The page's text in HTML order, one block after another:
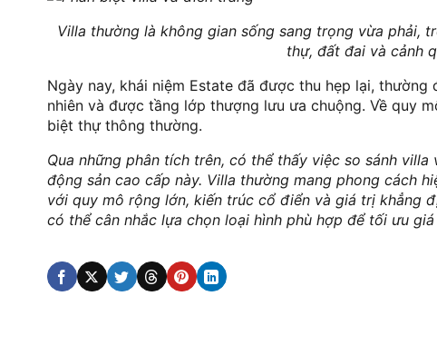
Villa thường là không gian sống sang trọng vừa phải,
thự, đất đai và cảnh
Ngày nay, khái niệm Estate đã được thu hẹp lại,
nhiên và được tầng lớp thượng lưu ưa chuộng. Về quy
biệt thự thông thường.
Qua những phân tích trên, có thể thấy việc so sánh
động sản cao cấp này. Villa thường mang phong cách
với quy mô rộng lớn, kiến trúc cổ điển và giá trị khẳng
có thể cân nhắc lựa chọn loại hình phù hợp để tối ưu